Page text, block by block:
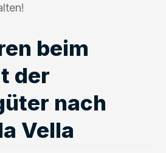
beim
der
nach
Vella